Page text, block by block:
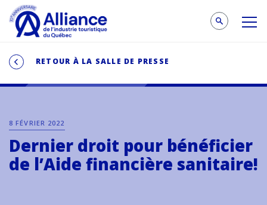
RETOUR À LA SALLE DE PRESSE
8 FÉVRIER 2022
Dernier droit pour bénéficier
de l’Aide financière sanitaire!